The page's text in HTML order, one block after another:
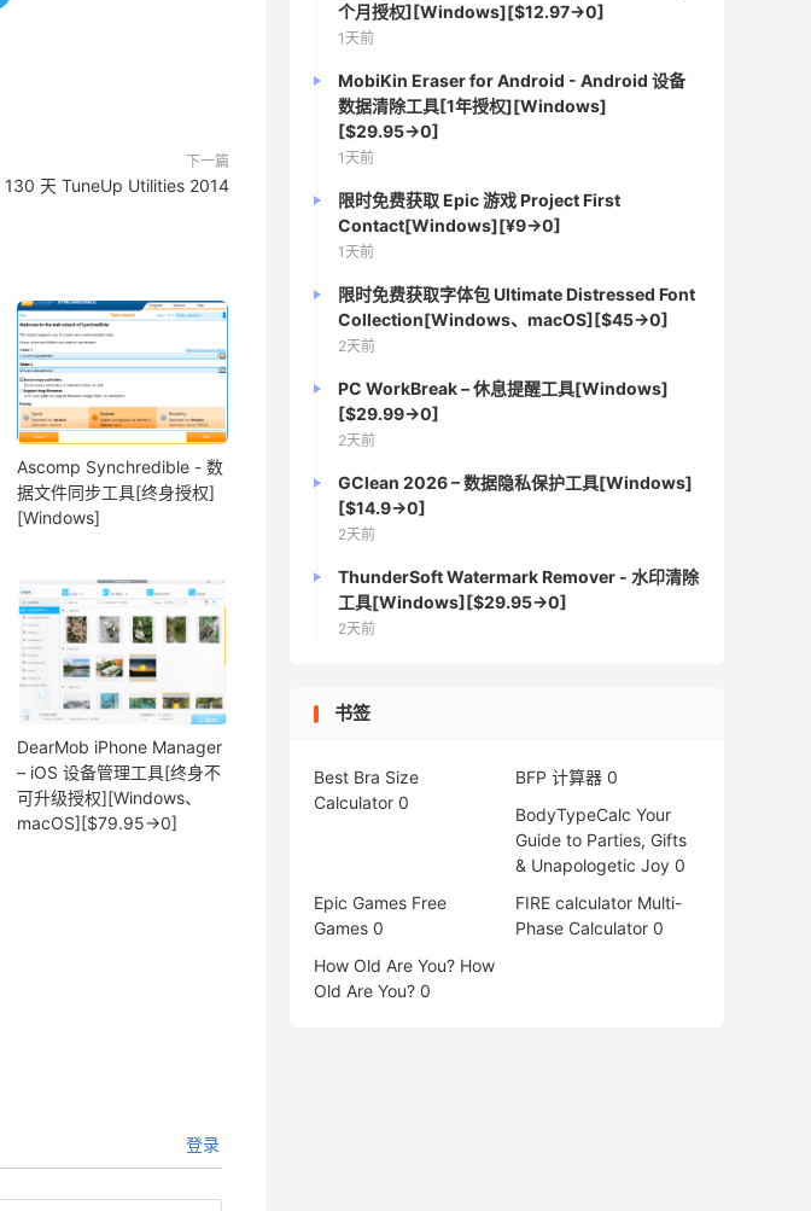
下一篇
130 天 TuneUp Utilities 2014
Ascomp Synchredible - 数
据文件同步工具[终身授权]
[Windows]
DearMob iPhone Manager
– iOS 设备管理工具[终身不
可升级授权][Windows、
macOS][$79.95→0]
登录
个月授权][Windows][$12.97→0]
1天前
MobiKin Eraser for Android - Android 设备
数据清除工具[1年授权][Windows]
[$29.95→0]
1天前
限时免费获取 Epic 游戏 Project First
Contact[Windows][¥9→0]
1天前
限时免费获取字体包 Ultimate Distressed Font
Collection[Windows、macOS][$45→0]
2天前
PC WorkBreak – 休息提醒工具[Windows]
[$29.99→0]
2天前
GClean 2026 – 数据隐私保护工具[Windows]
[$14.9→0]
2天前
ThunderSoft Watermark Remover - 水印清除
工具[Windows][$29.95→0]
2天前
书签
Best Bra Size
Calculator 0
BFP 计算器 0
BodyTypeCalc Your
Guide to Parties, Gifts
& Unapologetic Joy 0
Epic Games Free
Games 0
FIRE calculator Multi-
Phase Calculator 0
How Old Are You? How
Old Are You? 0